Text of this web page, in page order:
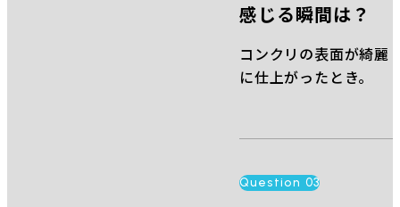
感じる瞬間は？
コンクリの表面が綺麗
に仕上がったとき。
Question 03